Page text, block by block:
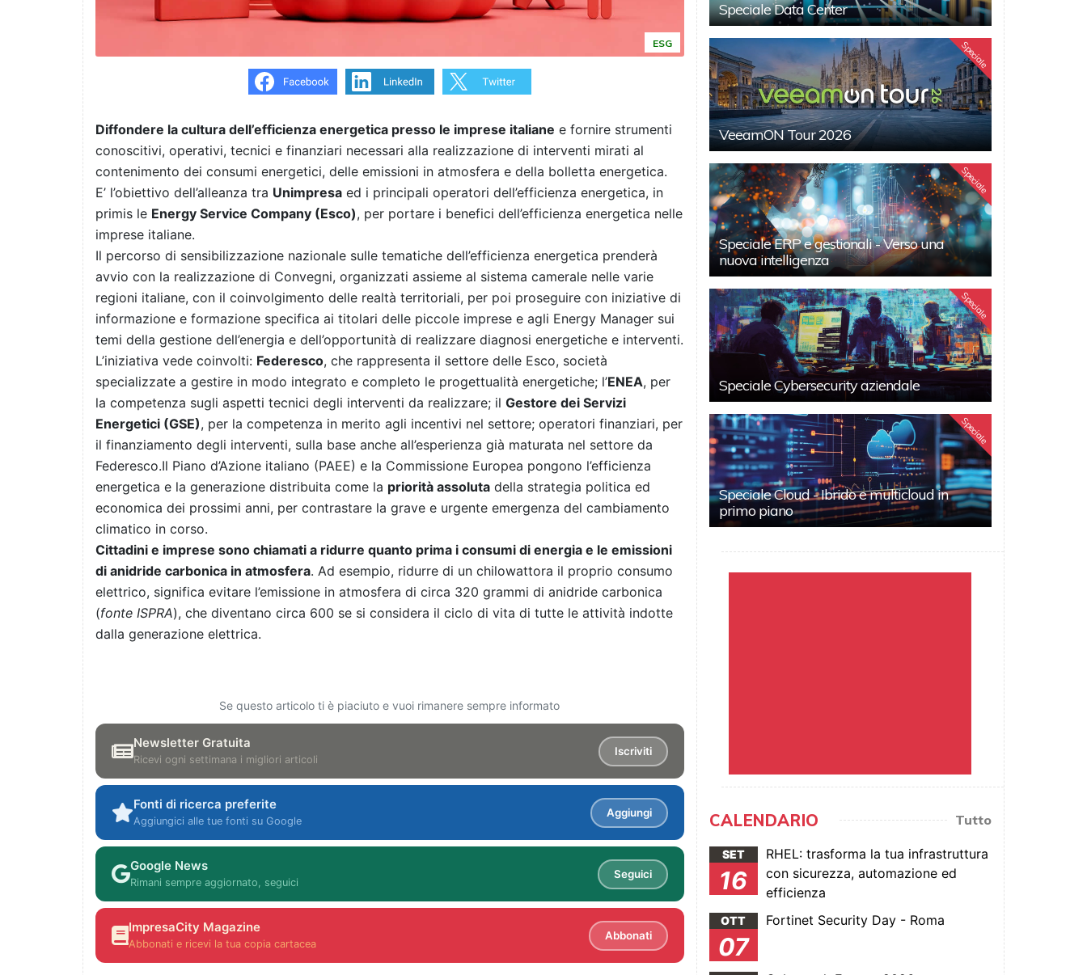
ESG
Diffondere la cultura dell’efficienza energetica presso le imprese italiane e fornire strumenti
conoscitivi, operativi, tecnici e finanziari necessari alla realizzazione di interventi mirati al
contenimento dei consumi energetici, delle emissioni in atmosfera e della bolletta energetica.
E’ l’obiettivo dell’alleanza tra Unimpresa ed i principali operatori dell’efficienza energetica, in
primis le Energy Service Company (Esco), per portare i benefici dell’efficienza energetica nelle
imprese italiane.
Il percorso di sensibilizzazione nazionale sulle tematiche dell’efficienza energetica prenderà
avvio con la realizzazione di Convegni, organizzati assieme al sistema camerale nelle varie
regioni italiane, con il coinvolgimento delle realtà territoriali, per poi proseguire con iniziative di
informazione e formazione specifica ai titolari delle piccole imprese e agli Energy Manager sui
temi della gestione dell’energia e dell’opportunità di realizzare diagnosi energetiche e interventi.
L’iniziativa vede coinvolti: Federesco, che rappresenta il settore delle Esco, società
specializzate a gestire in modo integrato e completo le progettualità energetiche; l’ENEA, per
la competenza sugli aspetti tecnici degli interventi da realizzare; il Gestore dei Servizi
Energetici (GSE), per la competenza in merito agli incentivi nel settore; operatori finanziari, per
il finanziamento degli interventi, sulla base anche all’esperienza già maturata nel settore da
Federesco.Il Piano d’Azione italiano (PAEE) e la Commissione Europea pongono l’efficienza
energetica e la generazione distribuita come la priorità assoluta della strategia politica ed
economica dei prossimi anni, per contrastare la grave e urgente emergenza del cambiamento
climatico in corso.
Cittadini e imprese sono chiamati a ridurre quanto prima i consumi di energia e le emissioni
di anidride carbonica in atmosfera. Ad esempio, ridurre di un chilowattora il proprio consumo
elettrico, significa evitare l’emissione in atmosfera di circa 320 grammi di anidride carbonica
(fonte ISPRA), che diventano circa 600 se si considera il ciclo di vita di tutte le attività indotte
dalla generazione elettrica.
Se questo articolo ti è piaciuto e vuoi rimanere sempre informato
Newsletter Gratuita
Ricevi ogni settimana i migliori articoli
Iscriviti
Fonti di ricerca preferite
Aggiungici alle tue fonti su Google
Aggiungi
Google News
Rimani sempre aggiornato, seguici
Seguici
ImpresaCity Magazine
Abbonati e ricevi la tua copia cartacea
Abbonati
Speciale Data Center
Speciale
VeeamON Tour 2026
Speciale
Speciale ERP e gestionali - Verso una
nuova intelligenza
Speciale
Speciale Cybersecurity aziendale
Speciale
Speciale Cloud - Ibrido e multicloud in
primo piano
CALENDARIO Tutto
SET
16
RHEL: trasforma la tua infrastruttura
con sicurezza, automazione ed
efficienza
OTT
07
Fortinet Security Day - Roma